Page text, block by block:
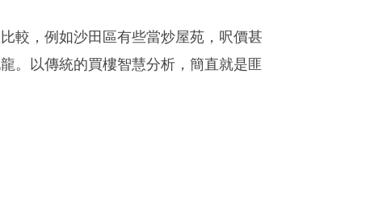
較，例如沙田區有些當炒屋苑，呎價甚
。以傳統的買樓智慧分析，簡直就是匪